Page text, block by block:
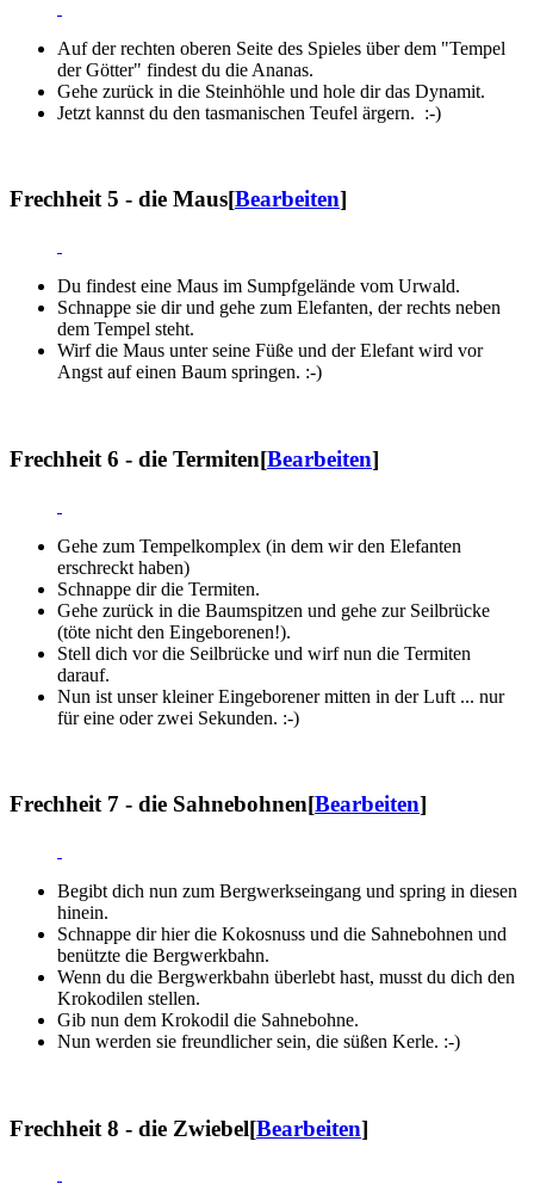
Auf der rechten oberen Seite des Spieles über dem "Tempel
der Götter" findest du die Ananas.
Gehe zurück in die Steinhöhle und hole dir das Dynamit.
Jetzt kannst du den tasmanischen Teufel ärgern. :-)
Frechheit 5 - die Maus[Bearbeiten]
Du findest eine Maus im Sumpfgelände vom Urwald.
Schnappe sie dir und gehe zum Elefanten, der rechts neben
dem Tempel steht.
Wirf die Maus unter seine Füße und der Elefant wird vor
Angst auf einen Baum springen. :-)
Frechheit 6 - die Termiten[Bearbeiten]
Gehe zum Tempelkomplex (in dem wir den Elefanten
erschreckt haben)
Schnappe dir die Termiten.
Gehe zurück in die Baumspitzen und gehe zur Seilbrücke
(töte nicht den Eingeborenen!).
Stell dich vor die Seilbrücke und wirf nun die Termiten
darauf.
Nun ist unser kleiner Eingeborener mitten in der Luft ... nur
für eine oder zwei Sekunden. :-)
Frechheit 7 - die Sahnebohnen[Bearbeiten]
Begibt dich nun zum Bergwerkseingang und spring in diesen
hinein.
Schnappe dir hier die Kokosnuss und die Sahnebohnen und
benützte die Bergwerkbahn.
Wenn du die Bergwerkbahn überlebt hast, musst du dich den
Krokodilen stellen.
Gib nun dem Krokodil die Sahnebohne.
Nun werden sie freundlicher sein, die süßen Kerle. :-)
Frechheit 8 - die Zwiebel[Bearbeiten]